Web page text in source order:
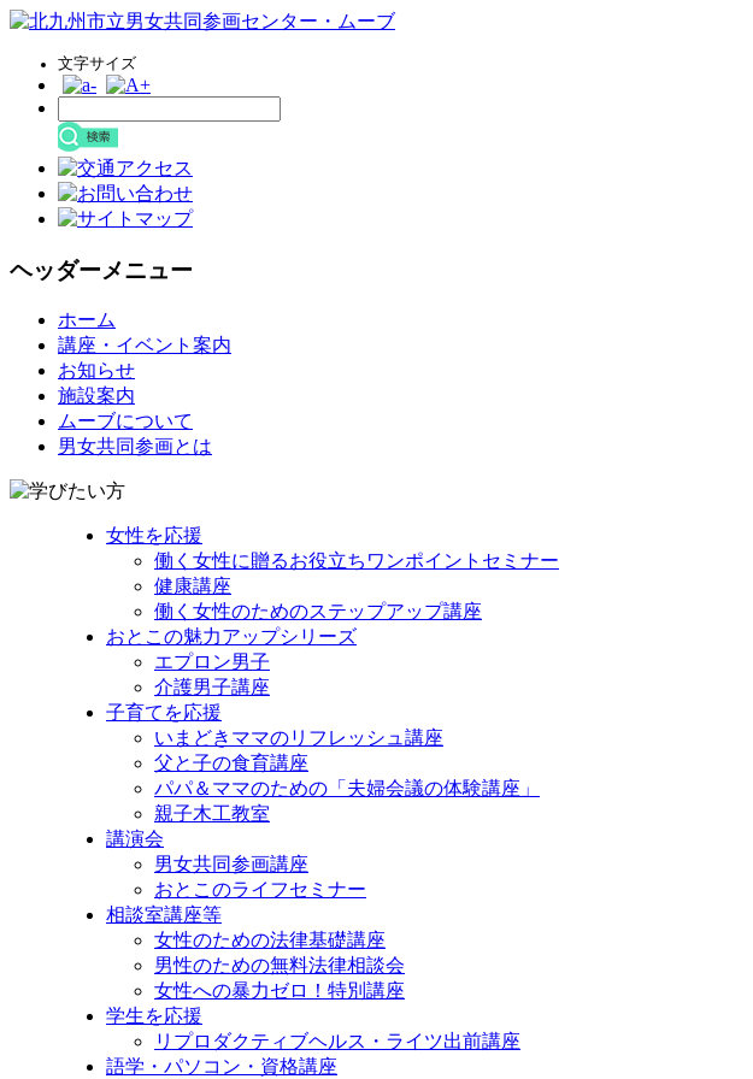
文字サイズ
ヘッダーメニュー
キ
ホーム
講座・イベント案内
お知らせ
施設案内
ムーブについて
男女共同参画とは
女性を応援
働く女性に贈るお役立ちワンポイントセミナー
健康講座
働く女性のためのステップアップ講座
おとこの魅力アップシリーズ
エプロン男子
介護男子講座
子育てを応援
いまどきママのリフレッシュ講座
父と子の食育講座
パパ＆ママのための「夫婦会議の体験講座」
親子木工教室
講演会
男女共同参画講座
おとこのライフセミナー
相談室講座等
女性のための法律基礎講座
男性のための無料法律相談会
女性への暴力ゼロ！特別講座
学生を応援
リプロダクティブヘルス・ライツ出前講座
語学・パソコン・資格講座